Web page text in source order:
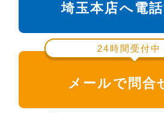
埼玉本店へ電
24時間受付中
メールで問